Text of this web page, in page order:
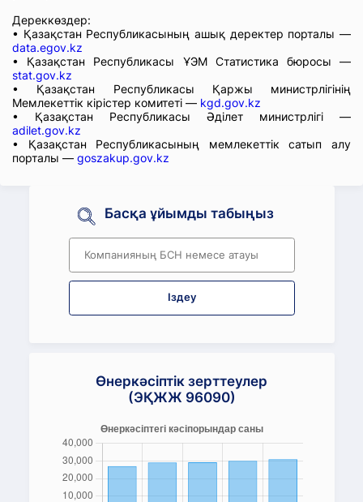
Дереккөздер:
• Қазақстан Республикасының ашық деректер порталы —
data.egov.kz
• Қазақстан Республикасы ҰЭМ Статистика бюросы —
stat.gov.kz
• Қазақстан Республикасы Қаржы министрлігінің
Мемлекеттік кірістер комитеті — kgd.gov.kz
• Қазақстан Республикасы Әділет министрлігі —
adilet.gov.kz
• Қазақстан Республикасының мемлекеттік сатып алу
порталы — goszakup.gov.kz
Басқа ұйымды табыңыз
Іздеу
Өнеркәсіптік зерттеулер
(ЭҚЖЖ 96090)